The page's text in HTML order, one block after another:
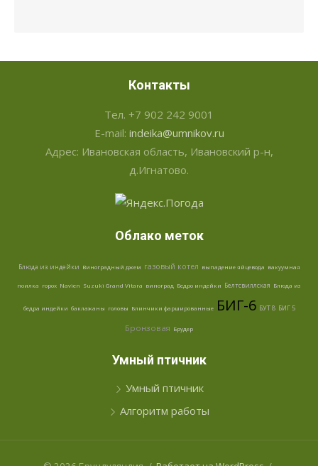
Контакты
Тел. +7 902 242 9001
E-mail: indeika@umnikov.ru
Адрес: Ивановская область, Ивановский р-н,
д.Игнатово.
Облако меток
Блюда из индейки Виноградный джем газовый котел выпадение яйцевода вакуумная
поилка горох Navien Suzuki Grand Vitara виноград Бедро индейки Белтсвиллская Блюда из
бедра индейки баклажаны головы Блинчики фаршированные БИГ-6 БУТ 8 БИГ 5
Бронзовая Брудер
Умный птичник
Умный птичник
Алгоритм работы